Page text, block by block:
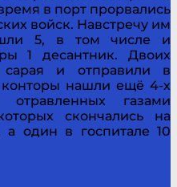
в порт прорвались
войск. Навстречу им
5, в том числе и
1 десантник. Двоих
и отправили в
конторы нашли ещё 4-х
газами
скончались на
а один в госпитале 10